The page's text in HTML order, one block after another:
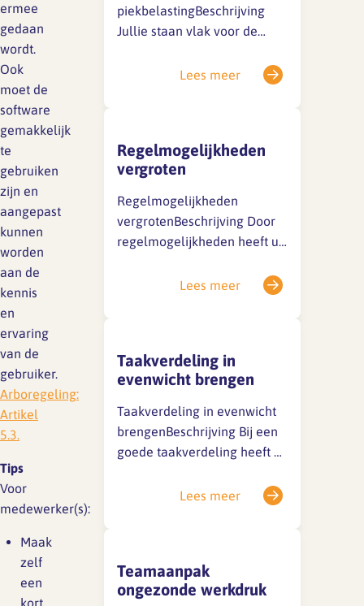
ermee
gedaan
wordt.
Ook
moet de
software
gemakkelijk
te
gebruiken
zijn en
aangepast
kunnen
worden
aan de
kennis
en
ervaring
van de
gebruiker.
Arboregeling:
Artikel
5.3.
Tips
Voor
medewerker(s):
Maak
zelf
een
kort
piekbelastingBeschrijving
Jullie staan vlak voor de
en dan wordt er een
Als de piekbelasting te hoog
oploopt leidt dat tot
ongezonde werkdruk. Het
ontstaat door verstoringen
en onverwachte…
Lees meer
Regelmogelijkheden
vergroten
Regelmogelijkheden
vergrotenBeschrijving Door
regelmogelijkheden heeft u
te delen en problemen op te
werkdruk ongezond wordt. U
kunt dan zelf namelijk
bepalen wat u eerst doet, op
welke manier u uw…
Lees meer
Taakverdeling in
evenwicht brengen
Taakverdeling in evenwicht
brengenBeschrijving Bij een
goede taakverdeling heeft u
collega’s. Ook bij het
Een gelijkmatige
taakverdeling verlaagt zo
Lees meer
Teamaanpak
ongezonde werkdruk